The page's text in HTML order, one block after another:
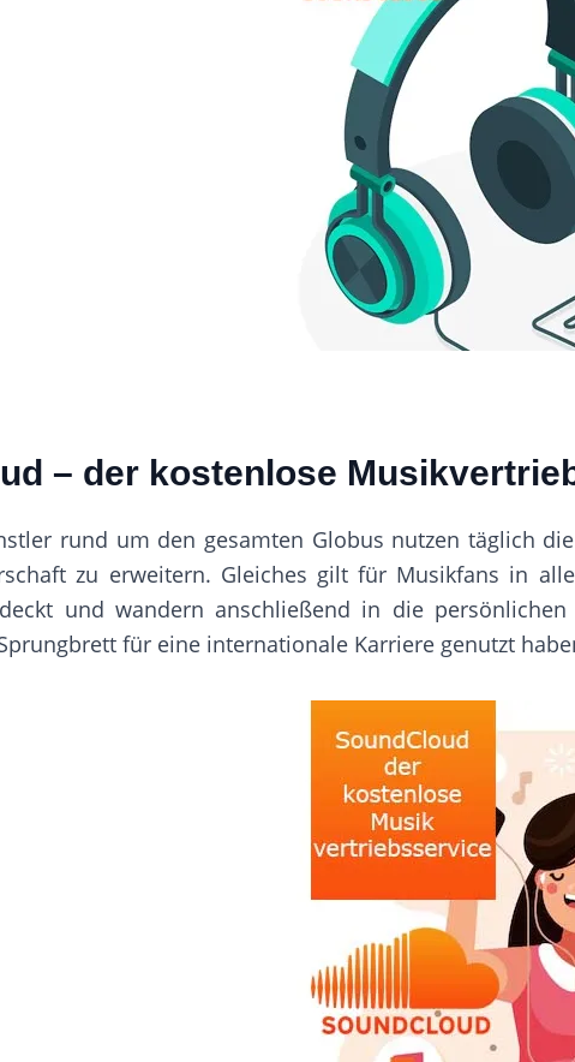
– der kostenlose
rund um den gesamten Globus nutzen täglich
zu erweitern. Gleiches gilt für Musikfans in
und wandern anschließend in die
für eine internationale Karriere genutzt